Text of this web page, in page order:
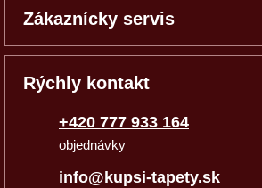
Zákaznícky servis
Rýchly kontakt
+420 777 933 164
objednávky
info@kupsi-tapety.sk